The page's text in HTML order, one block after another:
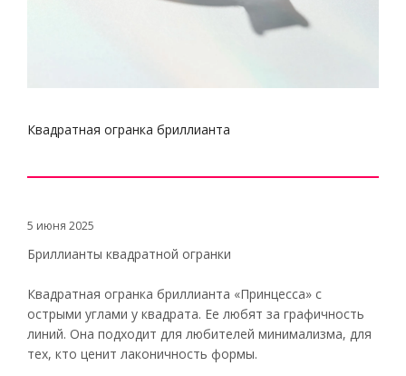
Квадратная огранка бриллианта
5 июня 2025
Бриллианты квадратной огранки
Квадратная огранка бриллианта «Принцесса» с
острыми углами у квадрата. Ее любят за графичность
линий. Она подходит для любителей минимализма, для
тех, кто ценит лаконичность формы.